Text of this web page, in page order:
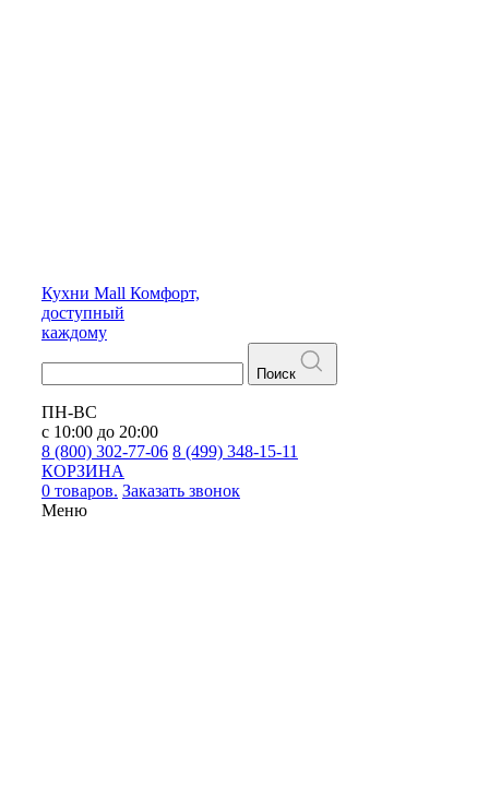
Кухни Mall Комфорт,
доступный
каждому
Поиск
ПН-ВС
с 10:00 до 20:00
8 (800) 302-77-06 8 (499) 348-15-11
КОРЗИНА
0 товаров. Заказать звонок
Меню